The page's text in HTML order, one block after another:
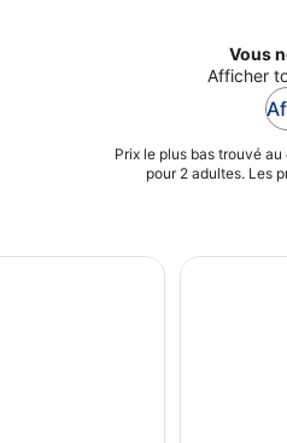
Vous
Afficher
Prix le plus bas trouvé au
pour 2 adultes. Les
du centre deLekki